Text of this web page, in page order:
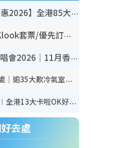
【8月生日優惠2026】全港85大食買玩著數攻略 自助餐/火鍋放題同行免費＋誠品/DONKI送現金券
人夫集團｜Klook套票/優先訂票/公開發售搶飛攻略！附票價.購票連結.場地座位表
BIGBANG演唱會2026｜11月香港啟德開3場！實名制VIP申請、優先購票攻略
香港室內好去處｜逾35大歎冷氣室內好去處推介 室內活動免費避雨無懼落雨
唱K推介2026︱全港13大卡啦OK好去處！最平$36起 日文K都有！(附地址+收費詳情)
去處